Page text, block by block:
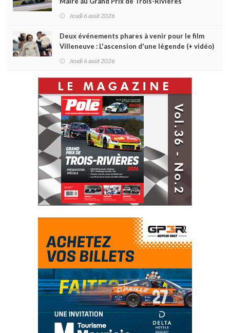
Jeudi 6 août 2026
Deux événements phares à venir pour le film
Villeneuve : L'ascension d'une légende (+ vidéo)
Jeudi 6 août 2026